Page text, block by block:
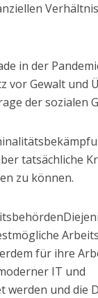
in der
vor Gewalt und
der sozialen
tatsächliche
zu können.
für ihre
IT und
und die